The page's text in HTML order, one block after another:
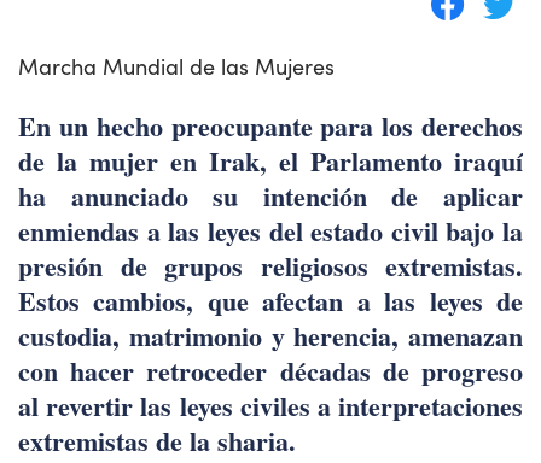
Marcha Mundial de las Mujeres
En un hecho preocupante para los derechos
de la mujer en Irak, el Parlamento iraquí
ha anunciado su intención de aplicar
enmiendas a las leyes del estado civil bajo la
presión de grupos religiosos extremistas.
Estos cambios, que afectan a las leyes de
custodia, matrimonio y herencia, amenazan
con hacer retroceder décadas de progreso
al revertir las leyes civiles a interpretaciones
extremistas de la sharia.